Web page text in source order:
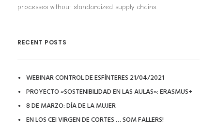
processes without standardized supply chains.
RECENT POSTS
WEBINAR CONTROL DE ESFÍNTERES 21/04/2021
PROYECTO «SOSTENIBILIDAD EN LAS AULAS»: ERASMUS+
8 DE MARZO: DÍA DE LA MUJER
EN LOS CEI VIRGEN DE CORTES … SOM FALLERS!